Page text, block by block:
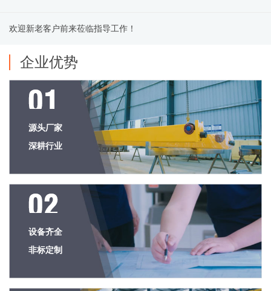
欢迎新老客户前来莅临指导工作！
企业优势
源头厂家
深耕行业
设备齐全
非标定制